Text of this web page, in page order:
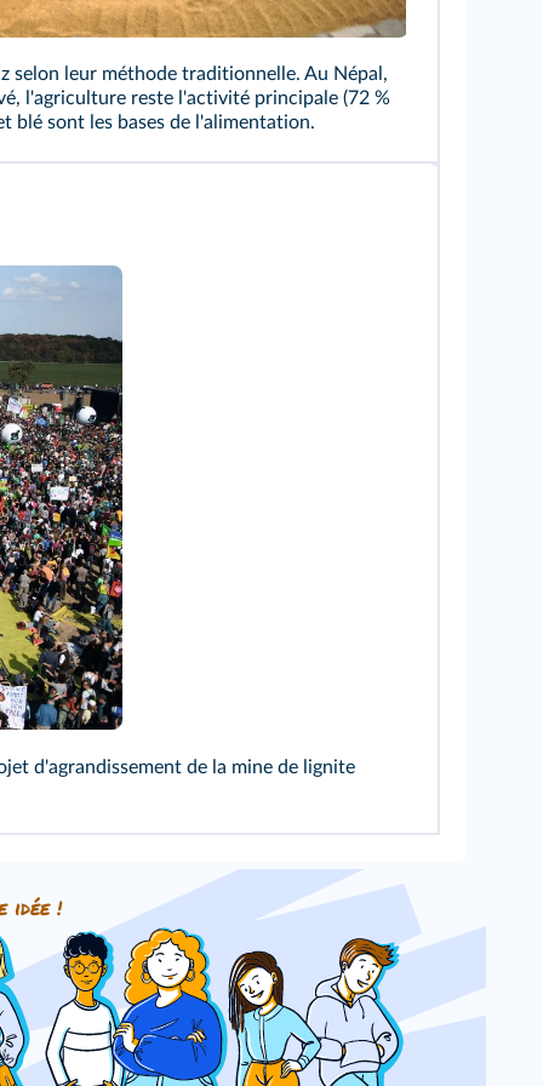
selon leur méthode traditionnelle. Au Népal,
l'agriculture reste l'activité principale (72 %
blé sont les bases de l'alimentation.
d'agrandissement de la mine de lignite
idée !